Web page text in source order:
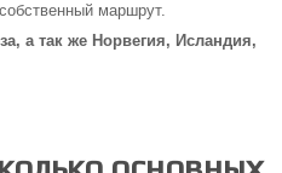
маршрут.
а так же Норвегия, Исландия,